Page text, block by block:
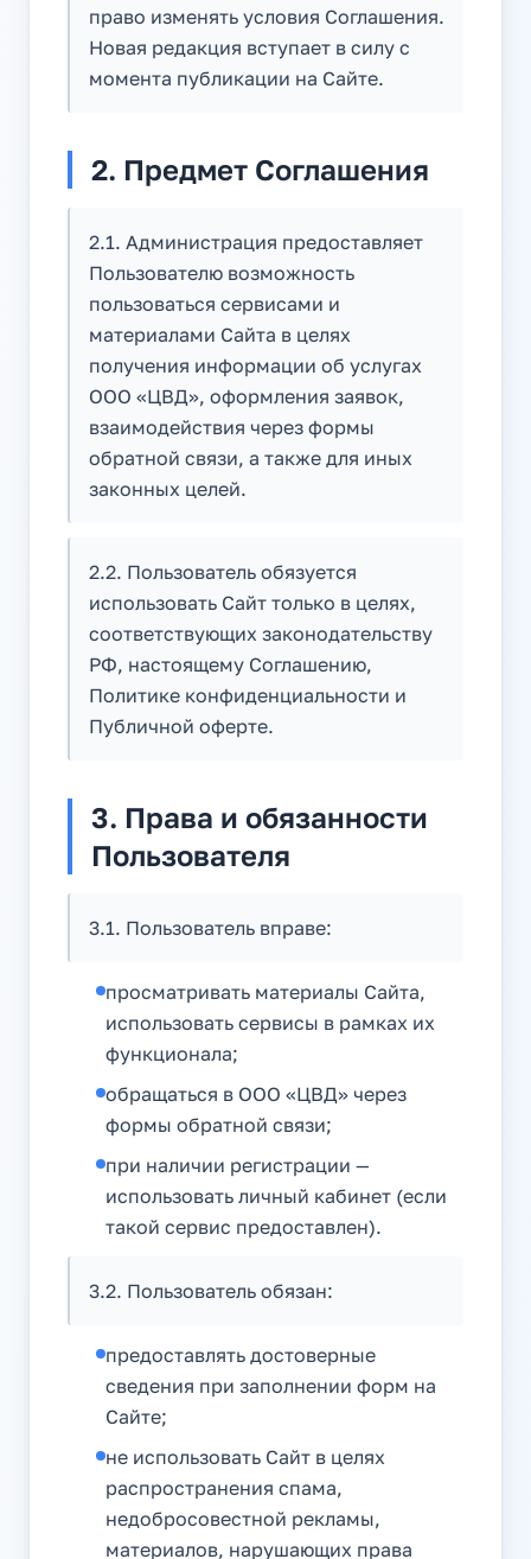
право изменять условия Соглашения.
Новая редакция вступает в силу с
момента публикации на Сайте.
2. Предмет Соглашения
2.1. Администрация предоставляет
Пользователю возможность
пользоваться сервисами и
материалами Сайта в целях
получения информации об услугах
ООО «ЦВД», оформления заявок,
взаимодействия через формы
обратной связи, а также для иных
законных целей.
2.2. Пользователь обязуется
использовать Сайт только в целях,
соответствующих законодательству
РФ, настоящему Соглашению,
Политике конфиденциальности и
Публичной оферте.
3. Права и обязанности
Пользователя
3.1. Пользователь вправе:
просматривать материалы Сайта,
использовать сервисы в рамках их
функционала;
обращаться в ООО «ЦВД» через
формы обратной связи;
при наличии регистрации —
использовать личный кабинет (если
такой сервис предоставлен).
3.2. Пользователь обязан:
предоставлять достоверные
сведения при заполнении форм на
Сайте;
не использовать Сайт в целях
распространения спама,
недобросовестной рекламы,
материалов, нарушающих права